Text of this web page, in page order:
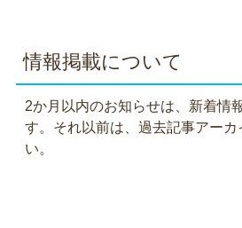
情報掲載について
2か月以内のお知らせは、新着情
す。それ以前は、過去記事アーカ
い。